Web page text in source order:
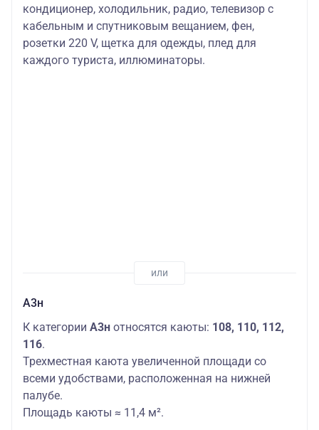
кондиционер, холодильник, радио, телевизор с
кабельным и спутниковым вещанием, фен,
розетки 220 V, щетка для одежды, плед для
каждого туриста, иллюминаторы.
А3н
К категории А3н относятся каюты: 108, 110, 112,
116.
Трехместная каюта увеличенной площади со
всеми удобствами, расположенная на нижней
палубе.
Площадь каюты ≈ 11,4 м².